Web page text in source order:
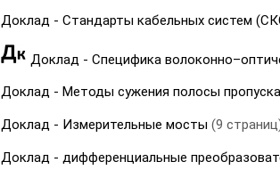
Доклад - Стандарты кабельных систем
Доклад - Специфика
Доклад - Методы сужения полосы
Доклад - Измерительные мосты (9
Доклад - дифференциальные